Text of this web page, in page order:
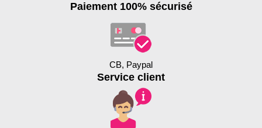
Paiement 100% sécurisé
CB, Paypal
Service client